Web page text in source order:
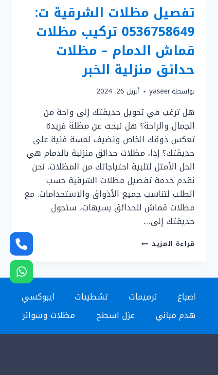
تفصيل مظلات الشرقية ت:
0536758649 تركيب مظلات
قماش الدمام – مظلات
حدائق منزلية الخبر
بواسطةyaseer أبريل 26, 2024
هل ترغب في تحويل حديقتك إلى واحة من
الجمال والراحة؟ هل تبحث عن مظلة فريدة
تعكس ذوقك الخاص وتضيف لمسة فنية على
حديقتك؟ إذا، مظلات حدائق منزلية بالدمام هي
الحل الأمثل لتلبية احتياجاتك من المظلات. نحن
نقدم خدمة تفصيل مظلات الشرقية حسب
الطلب لتناسب جميع الأذواق والاستخدامات. مع
مظلات قماش للحدائق بسيهات، ستحول
حديقتك إلى…
قراءة المزيد تفصيل
ت:
تركيب
قماش
الدمام
اصباغ ترميمات تشطيبات
ايبوكسي
هدم مباني
عزل اسطح مظلات وسواتر